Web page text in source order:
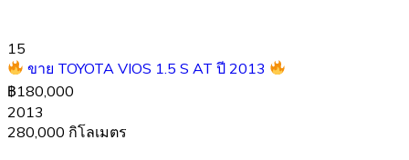
15
ขาย TOYOTA VIOS 1.5 S AT ปี 2013
฿180,000
2013
280,000 กิโลเมตร